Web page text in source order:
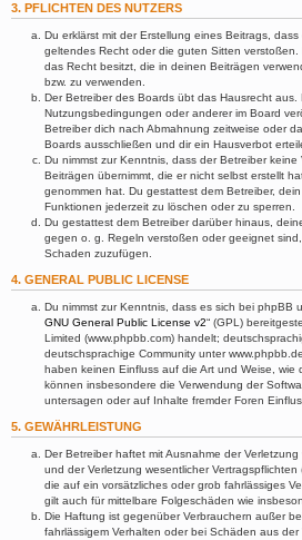
3. PFLICHTEN DES NUTZERS
Du erklärst mit der Erstellung eines Beitrags,
geltendes Recht oder die guten Sitten
das Recht besitzt, die in deinen Beiträgen
bzw. zu verwenden.
Der Betreiber des Boards übt das Hausrecht
Nutzungsbedingungen oder anderer im Board
Betreiber dich nach Abmahnung zeitweise oder
Boards ausschließen und dir ein Hausverbot
Du nimmst zur Kenntnis, dass der Betreiber
Beiträgen übernimmt, die er nicht selbst erstellt
genommen hat. Du gestattest dem Betreiber,
Funktionen jederzeit zu löschen oder zu sperren.
Du gestattest dem Betreiber darüber hinaus,
gegen o. g. Regeln verstoßen oder geeignet
Schaden zuzufügen.
4. GENERAL PUBLIC LICENSE
Du nimmst zur Kenntnis, dass es sich bei phpBB
GNU General Public License v2“ (GPL)
Limited (www.phpbb.com) handelt;
deutschsprachige Community unter
haben keinen Einfluss auf die Art und Weise, wie
können insbesondere die Verwendung der
untersagen oder auf Inhalte fremder Foren
5. GEWÄHRLEISTUNG
Der Betreiber haftet mit Ausnahme der
und der Verletzung wesentlicher Vertragspflichten
die auf ein vorsätzliches oder grob fahrlässiges
gilt auch für mittelbare Folgeschäden wie
Die Haftung ist gegenüber Verbrauchern außer
fahrlässigem Verhalten oder bei Schäden aus